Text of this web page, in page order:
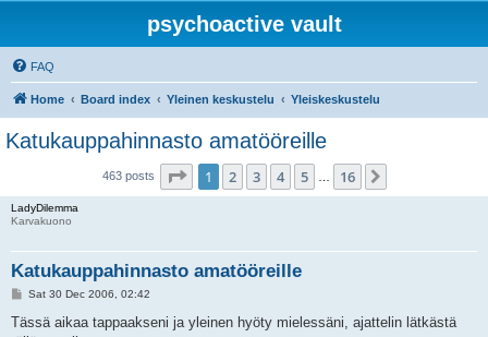
psychoactive vault
FAQ
Home Board index Yleinen keskustelu Yleiskeskustelu
Katukauppahinnasto amatööreille
463 posts Page 1of 16
1 2 3 4 5 16
LadyDilemma
Karvakuono
Katukauppahinnasto amatööreille
P
s
Sat 30 Dec 2006, 02:42
Tässä aikaa tappaakseni ja yleinen hyöty mielessäni, ajattelin lätkästä